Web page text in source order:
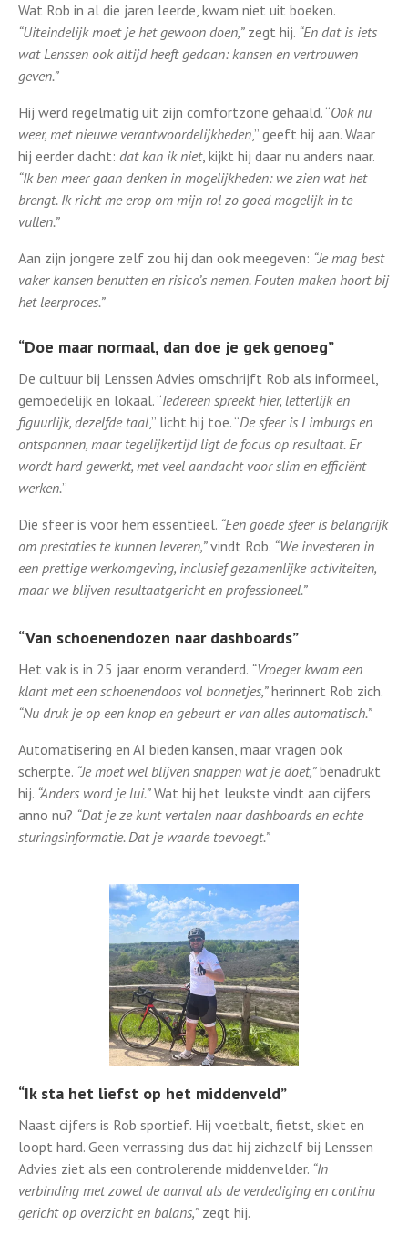
Wat Rob in al die jaren leerde, kwam niet uit boeken.
“Uiteindelijk moet je het gewoon doen,”zegt hij. “En dat is iets
wat Lenssen ook altijd heeft gedaan: kansen en vertrouwen
geven.”
Hij werd regelmatig uit zijn comfortzone gehaald. “Ook nu
weer, met nieuwe verantwoordelijkheden,” geeft hij aan. Waar
hij eerder dacht: dat kan ik niet, kijkt hij daar nu anders naar.
“Ik ben meer gaan denken in mogelijkheden: we zien wat het
brengt. Ik richt me erop om mijn rol zo goed mogelijk in te
vullen.”
Aan zijn jongere zelf zou hij dan ook meegeven: “Je mag best
vaker kansen benutten en risico’s nemen. Fouten maken hoort bij
het leerproces.”
“Doe maar normaal, dan doe je gek genoeg”
De cultuur bij Lenssen Advies omschrijft Rob als informeel,
gemoedelijk en lokaal. “Iedereen spreekt hier, letterlijk en
figuurlijk, dezelfde taal,” licht hij toe. “De sfeer is Limburgs en
ontspannen, maar tegelijkertijd ligt de focus op resultaat. Er
wordt hard gewerkt, met veel aandacht voor slim en efficiënt
werken.”
Die sfeer is voor hem essentieel. “Een goede sfeer is belangrijk
om prestaties te kunnen leveren,”vindt Rob. “We investeren in
een prettige werkomgeving, inclusief gezamenlijke activiteiten,
maar we blijven resultaatgericht en professioneel.”
“Van schoenendozen naar dashboards”
Het vak is in 25 jaar enorm veranderd. “Vroeger kwam een
klant met een schoenendoos vol bonnetjes,”herinnert Rob zich.
“Nu druk je op een knop en gebeurt er van alles automatisch.”
Automatisering en AI bieden kansen, maar vragen ook
scherpte. “Je moet wel blijven snappen wat je doet,”benadrukt
hij. “Anders word je lui.”Wat hij het leukste vindt aan cijfers
anno nu? “Dat je ze kunt vertalen naar dashboards en echte
sturingsinformatie. Dat je waarde toevoegt.”
“Ik sta het liefst op het middenveld”
Naast cijfers is Rob sportief. Hij voetbalt, fietst, skiet en
loopt hard. Geen verrassing dus dat hij zichzelf bij Lenssen
Advies ziet als een controlerende middenvelder. “In
verbinding met zowel de aanval als de verdediging en continu
gericht op overzicht en balans,”zegt hij.